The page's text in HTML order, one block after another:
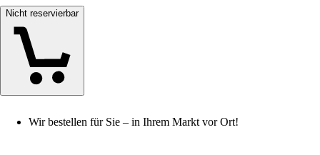
Nicht reservierbar
Wir bestellen für Sie – in Ihrem Markt vor Ort!